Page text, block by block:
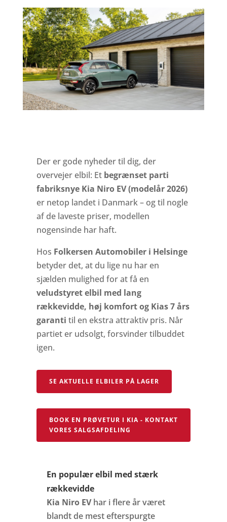
Der er gode nyheder til dig, der
overvejer elbil: Et begrænset parti
fabriksnye Kia Niro EV (modelår 2026)
er netop landet i Danmark – og til nogle
af de laveste priser, modellen
nogensinde har haft.
Hos Folkersen Automobiler i Helsinge
betyder det, at du lige nu har en
sjælden mulighed for at få en
veludstyret elbil med lang
rækkevidde, høj komfort og Kias 7 års
garanti til en ekstra attraktiv pris. Når
partiet er udsolgt, forsvinder tilbuddet
igen.
SE AKTUELLE ELBILER PÅ LAGER
BOOK EN PRØVETUR I KIA - KONTAKT
VORES SALGSAFDELING
En populær elbil med stærk
rækkevidde
Kia Niro EVhar i flere år været
blandt de mest efterspurgte